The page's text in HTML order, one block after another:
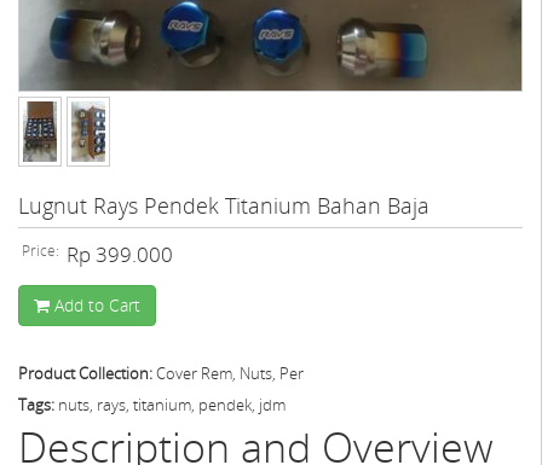
Lugnut Rays Pendek Titanium Bahan Baja
Price: Rp 399.000
Add to Cart
Product Collection:Cover Rem, Nuts, Per
Tags: nuts, rays, titanium, pendek, jdm
Description and Overview